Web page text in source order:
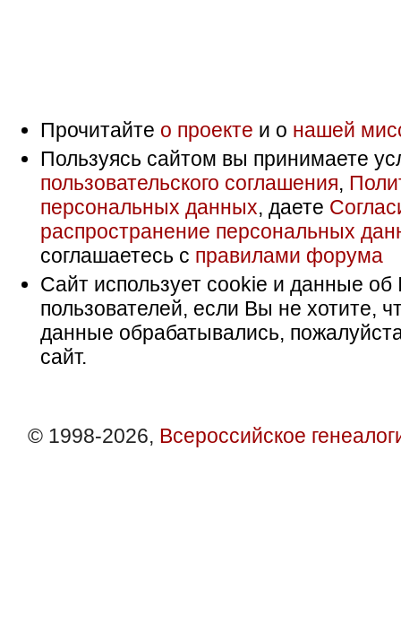
Прочитайте о проекте и о нашей
Пользуясь сайтом вы принимаете
пользовательского соглашения,
персональных данных, даете
распространение персональных
соглашаетесь с правилами форума
Сайт использует cookie и данные об
пользователей, если Вы не хотите,
данные обрабатывались,
сайт.
© 1998-2026, Всероссийское